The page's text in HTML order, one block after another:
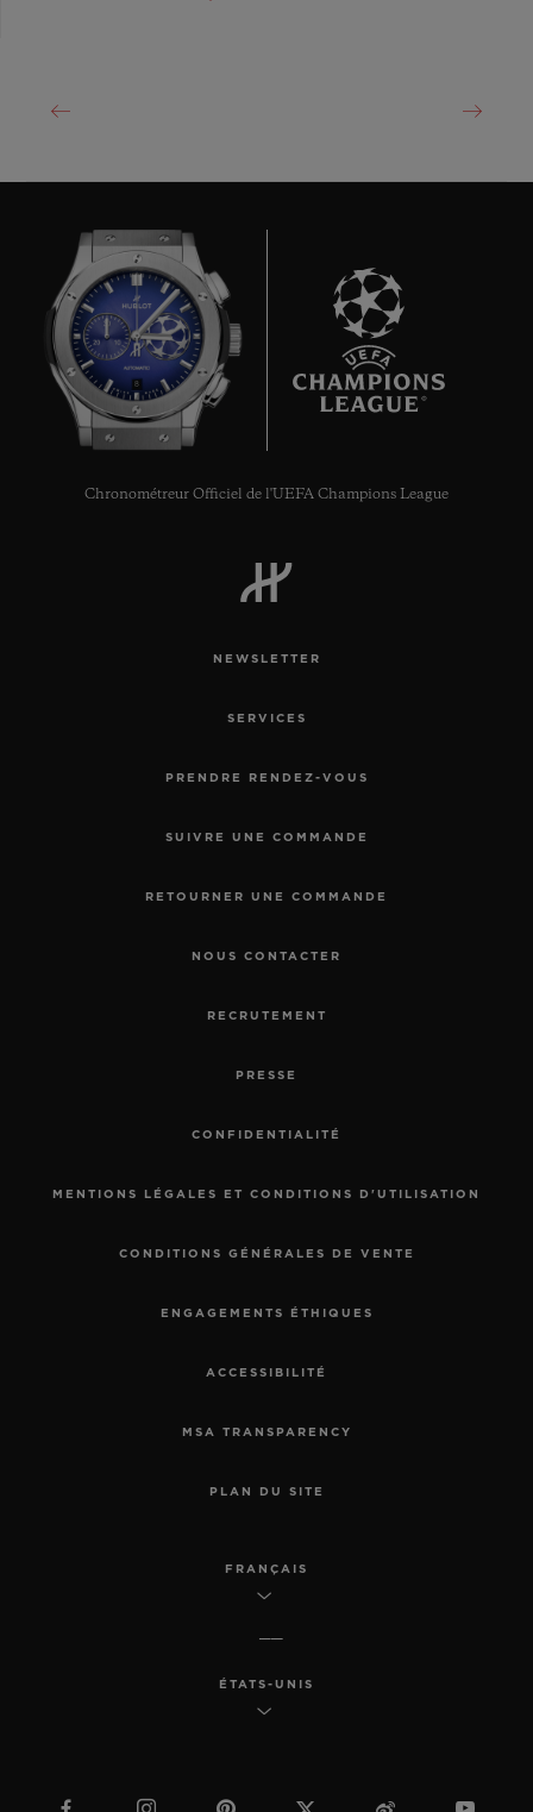
8
Chronométreur Officiel de l'UEFA Champions League
NEWSLETTER
SERVICES
PRENDRE RENDEZ-VOUS
SUIVRE UNE COMMANDE
RETOURNER UNE COMMANDE
NOUS CONTACTER
RECRUTEMENT
PRESSE
CONFIDENTIALITÉ
MENTIONS LÉGALES ET CONDITIONS D'UTILISATION
CONDITIONS GÉNÉRALES DE VENTE
ENGAGEMENTS ÉTHIQUES
ACCESSIBILITÉ
MSA TRANSPARENCY
PLAN DU SITE
FRANÇAIS
ÉTATS-UNIS